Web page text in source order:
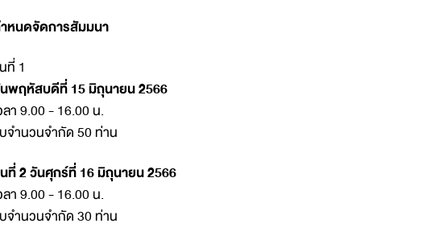
หนดจัดการสัมมนา
ที่ 1
พฤหัสบดีที่ 15 มิถุนายน 2566
ลา 9.00 - 16.00 น.
จำนวนจำกัด 50 ท่าน
ที่ 2 วันศุกร์ที่ 16 มิถุนายน 2566
ลา 9.00 - 16.00 น.
จำนวนจำกัด 30 ท่าน